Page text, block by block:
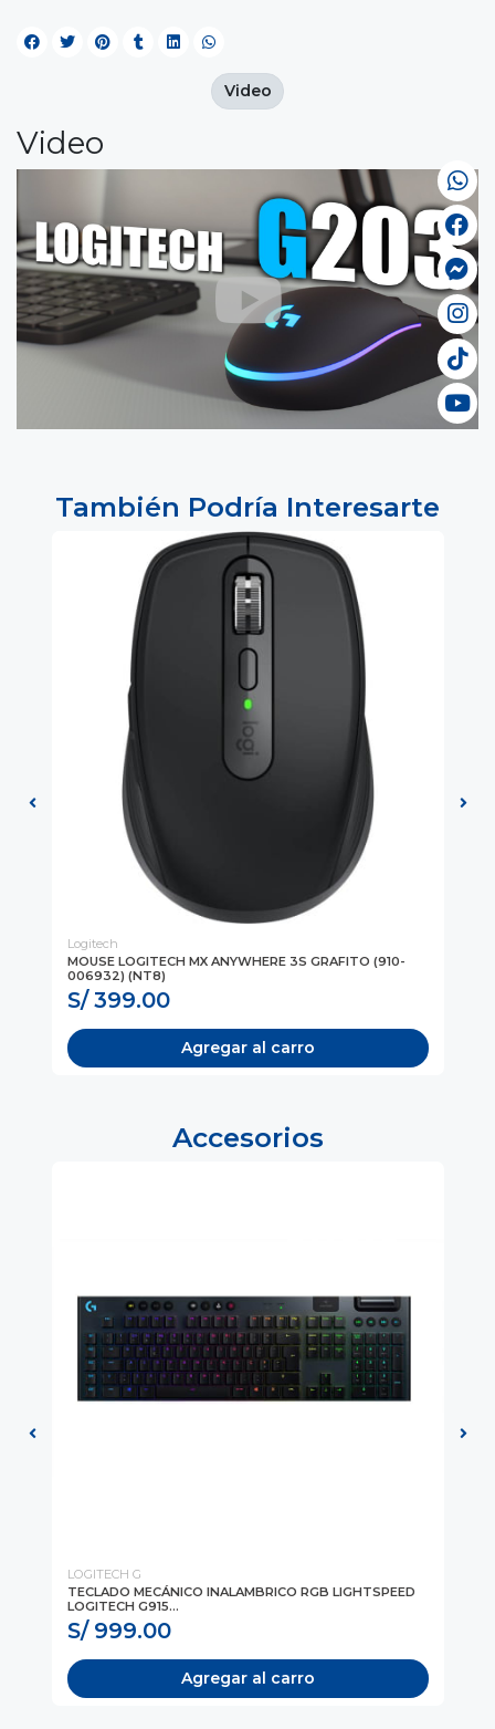
Video
Video
También Podría Interesarte
Logitech
MOUSE LOGITECH MX ANYWHERE 3S GRAFITO (910-
006932) (NT8)
S/ 399.00
Agregar al carro
Accesorios
LOGITECH G
TECLADO MECÁNICO INALAMBRICO RGB LIGHTSPEED
LOGITECH G915...
S/ 999.00
Agregar al carro